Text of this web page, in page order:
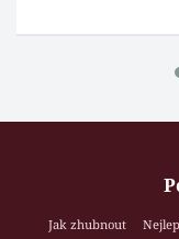
Jak zhubnout